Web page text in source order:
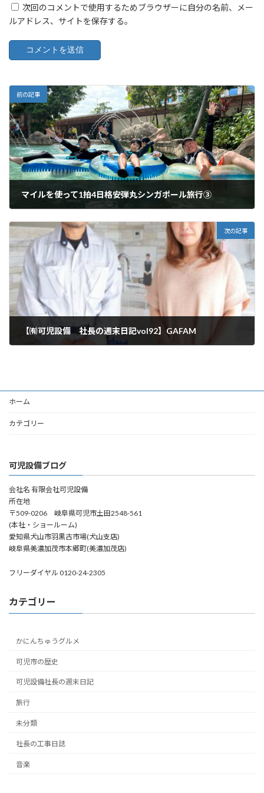
次回のコメントで使用するためブラウザーに自分の名前、メー
ルアドレス、サイトを保存する。
前の記事
マイルを使って1拍4日格安弾丸シンガポール旅行③
次の記事
【㈲可児設備 社長の週末日記vol92】GAFAM
ホーム
カテゴリー
可児設備ブログ
会社名 有限会社可児設備
所在地
〒509-0206 岐阜県可児市土田2548-561
(本社・ショールーム)
愛知県犬山市羽黒古市場(犬山支店)
岐阜県美濃加茂市本郷町(美濃加茂店)
フリーダイヤル 0120-24-2305
カテゴリー
かにんちゅうグルメ
可児市の歴史
可児設備社長の週末日記
旅行
未分類
社長の工事日誌
音楽